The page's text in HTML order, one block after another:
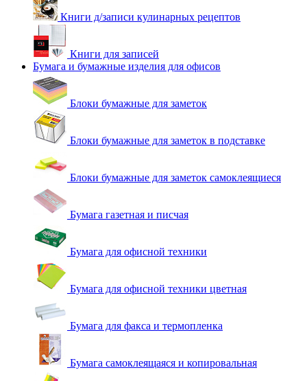
Книги д/записи кулинарных рецептов
Книги для записей
Бумага и бумажные изделия для офисов
Блоки бумажные для заметок
Блоки бумажные для заметок в подставке
Блоки бумажные для заметок самоклеящиеся
Бумага газетная и писчая
Бумага для офисной техники
Бумага для офисной техники цветная
Бумага для факса и термопленка
Бумага самоклеящаяся и копировальная